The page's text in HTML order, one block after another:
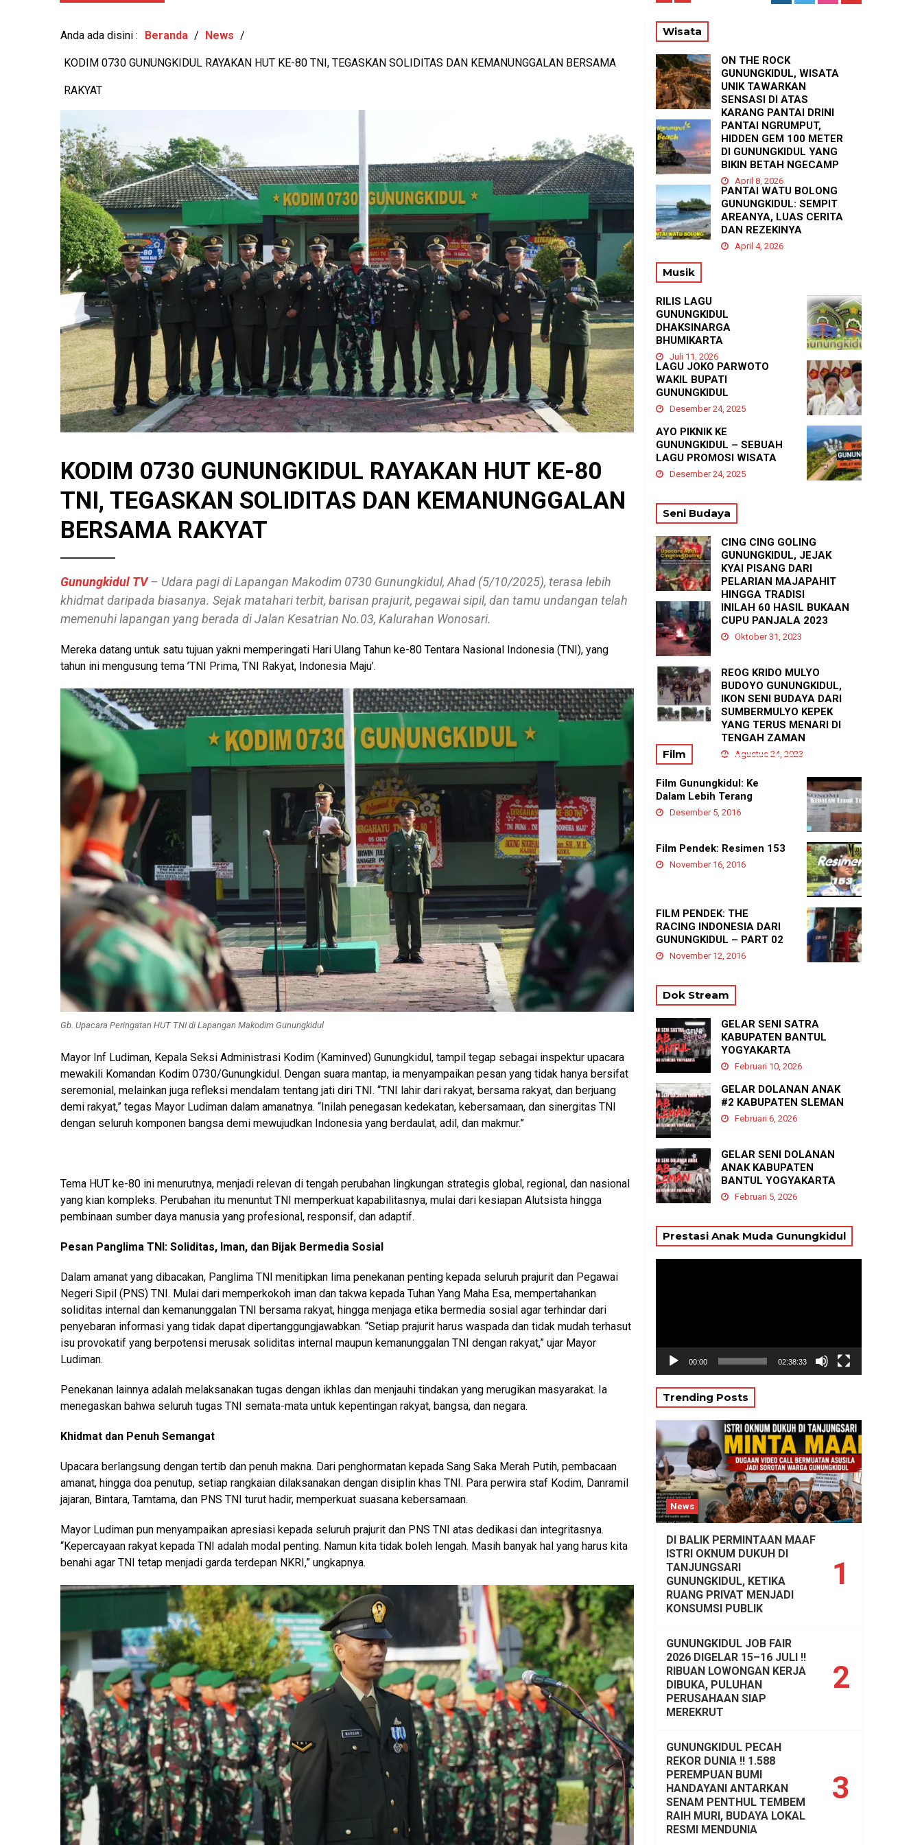
Anda ada disini : Beranda / News /
KODIM 0730 GUNUNGKIDUL RAYAKAN HUT KE-80 TNI, TEGASKAN SOLIDITAS DAN KEMANUNGGALAN BERSAMA
RAKYAT
KODIM 0730 GUNUNGKIDUL RAYAKAN HUT KE-80
TNI, TEGASKAN SOLIDITAS DAN KEMANUNGGALAN
BERSAMA RAKYAT
Gunungkidul TV– Udara pagi di Lapangan Makodim 0730 Gunungkidul, Ahad (5/10/2025), terasa lebih
khidmat daripada biasanya. Sejak matahari terbit, barisan prajurit, pegawai sipil, dan tamu undangan telah
memenuhi lapangan yang berada di Jalan Kesatrian No.03, Kalurahan Wonosari.
Mereka datang untuk satu tujuan yakni memperingati Hari Ulang Tahun ke-80 Tentara Nasional Indonesia (TNI), yang
tahun ini mengusung tema ’TNI Prima, TNI Rakyat, Indonesia Maju’.
Gb. Upacara Peringatan HUT TNI di Lapangan Makodim Gunungkidul
Mayor Inf Ludiman, Kepala Seksi Administrasi Kodim (Kaminved) Gunungkidul, tampil tegap sebagai inspektur upacara
mewakili Komandan Kodim 0730/Gunungkidul. Dengan suara mantap, ia menyampaikan pesan yang tidak hanya bersifat
seremonial, melainkan juga refleksi mendalam tentang jati diri TNI. “TNI lahir dari rakyat, bersama rakyat, dan berjuang
demi rakyat,” tegas Mayor Ludiman dalam amanatnya. “Inilah penegasan kedekatan, kebersamaan, dan sinergitas TNI
dengan seluruh komponen bangsa demi mewujudkan Indonesia yang berdaulat, adil, dan makmur.”
Tema HUT ke-80 ini menurutnya, menjadi relevan di tengah perubahan lingkungan strategis global, regional, dan nasional
yang kian kompleks. Perubahan itu menuntut TNI memperkuat kapabilitasnya, mulai dari kesiapan Alutsista hingga
pembinaan sumber daya manusia yang profesional, responsif, dan adaptif.
Pesan Panglima TNI: Soliditas, Iman, dan Bijak Bermedia Sosial
Dalam amanat yang dibacakan, Panglima TNI menitipkan lima penekanan penting kepada seluruh prajurit dan Pegawai
Negeri Sipil (PNS) TNI. Mulai dari memperkokoh iman dan takwa kepada Tuhan Yang Maha Esa, mempertahankan
soliditas internal dan kemanunggalan TNI bersama rakyat, hingga menjaga etika bermedia sosial agar terhindar dari
penyebaran informasi yang tidak dapat dipertanggungjawabkan. “Setiap prajurit harus waspada dan tidak mudah terhasut
isu provokatif yang berpotensi merusak soliditas internal maupun kemanunggalan TNI dengan rakyat,” ujar Mayor
Ludiman.
Penekanan lainnya adalah melaksanakan tugas dengan ikhlas dan menjauhi tindakan yang merugikan masyarakat. Ia
menegaskan bahwa seluruh tugas TNI semata-mata untuk kepentingan rakyat, bangsa, dan negara.
Khidmat dan Penuh Semangat
Upacara berlangsung dengan tertib dan penuh makna. Dari penghormatan kepada Sang Saka Merah Putih, pembacaan
amanat, hingga doa penutup, setiap rangkaian dilaksanakan dengan disiplin khas TNI. Para perwira staf Kodim, Danramil
jajaran, Bintara, Tamtama, dan PNS TNI turut hadir, memperkuat suasana kebersamaan.
Mayor Ludiman pun menyampaikan apresiasi kepada seluruh prajurit dan PNS TNI atas dedikasi dan integritasnya.
“Kepercayaan rakyat kepada TNI adalah modal penting. Namun kita tidak boleh lengah. Masih banyak hal yang harus kita
benahi agar TNI tetap menjadi garda terdepan NKRI,” ungkapnya.
Wisata
ON THE ROCK
GUNUNGKIDUL, WISATA
UNIK TAWARKAN
SENSASI DI ATAS
KARANG PANTAI DRINI
April 23, 2026
PANTAI NGRUMPUT,
HIDDEN GEM 100 METER
DI GUNUNGKIDUL YANG
BIKIN BETAH NGECAMP
April 8, 2026
PANTAI WATU BOLONG
GUNUNGKIDUL: SEMPIT
AREANYA, LUAS CERITA
DAN REZEKINYA
April 4, 2026
Musik
RILIS LAGU
GUNUNGKIDUL
DHAKSINARGA
BHUMIKARTA
Juli 11, 2026
LAGU JOKO PARWOTO
WAKIL BUPATI
GUNUNGKIDUL
Desember 24, 2025
AYO PIKNIK KE
GUNUNGKIDUL – SEBUAH
LAGU PROMOSI WISATA
Desember 24, 2025
Seni Budaya
CING CING GOLING
GUNUNGKIDUL, JEJAK
KYAI PISANG DARI
PELARIAN MAJAPAHIT
HINGGA TRADISI
TASYAKURAN
PADUKUHAN GEDANGAN
Agustus 21, 2025
INILAH 60 HASIL BUKAAN
CUPU PANJALA 2023
Oktober 31, 2023
REOG KRIDO MULYO
BUDOYO GUNUNGKIDUL,
IKON SENI BUDAYA DARI
SUMBERMULYO KEPEK
YANG TERUS MENARI DI
TENGAH ZAMAN
Agustus 24, 2023
Film
Film Gunungkidul: Ke
Dalam Lebih Terang
Desember 5, 2016
Film Pendek: Resimen 153
November 16, 2016
FILM PENDEK: THE
RACING INDONESIA DARI
GUNUNGKIDUL – PART 02
November 12, 2016
Dok Stream
GELAR SENI SATRA
KABUPATEN BANTUL
YOGYAKARTA
Februari 10, 2026
GELAR DOLANAN ANAK
#2 KABUPATEN SLEMAN
Februari 6, 2026
GELAR SENI DOLANAN
ANAK KABUPATEN
BANTUL YOGYAKARTA
Februari 5, 2026
Prestasi Anak Muda Gunungkidul
00:00 02:38:33
Trending Posts
News
1
DI BALIK PERMINTAAN MAAF
ISTRI OKNUM DUKUH DI
TANJUNGSARI
GUNUNGKIDUL, KETIKA
RUANG PRIVAT MENJADI
KONSUMSI PUBLIK
2
GUNUNGKIDUL JOB FAIR
2026 DIGELAR 15–16 JULI !!
RIBUAN LOWONGAN KERJA
DIBUKA, PULUHAN
PERUSAHAAN SIAP
MEREKRUT
3
GUNUNGKIDUL PECAH
REKOR DUNIA !! 1.588
PEREMPUAN BUMI
HANDAYANI ANTARKAN
SENAM PENTHUL TEMBEM
RAIH MURI, BUDAYA LOKAL
RESMI MENDUNIA